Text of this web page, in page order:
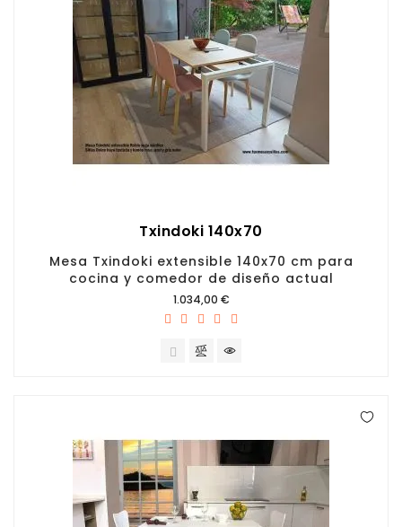
Txindoki 140x70
Mesa Txindoki extensible 140x70 cm para
cocina y comedor de diseño actual
Precio
1.034,00 €